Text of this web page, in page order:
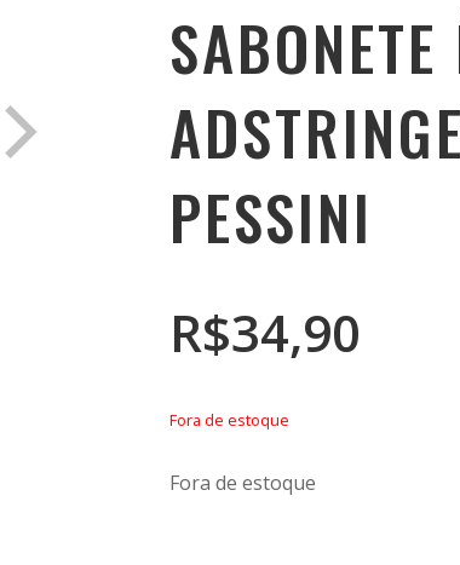
PESSINI
R$34,90
Fora de estoque
Fora de estoque